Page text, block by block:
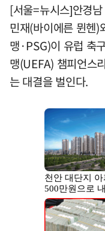
[서울=뉴시스]안경
민재(바이에른 뮌헨
맹·PSG)이 유럽 축
맹(UEFA) 챔피언스
는 대결을 벌인다.